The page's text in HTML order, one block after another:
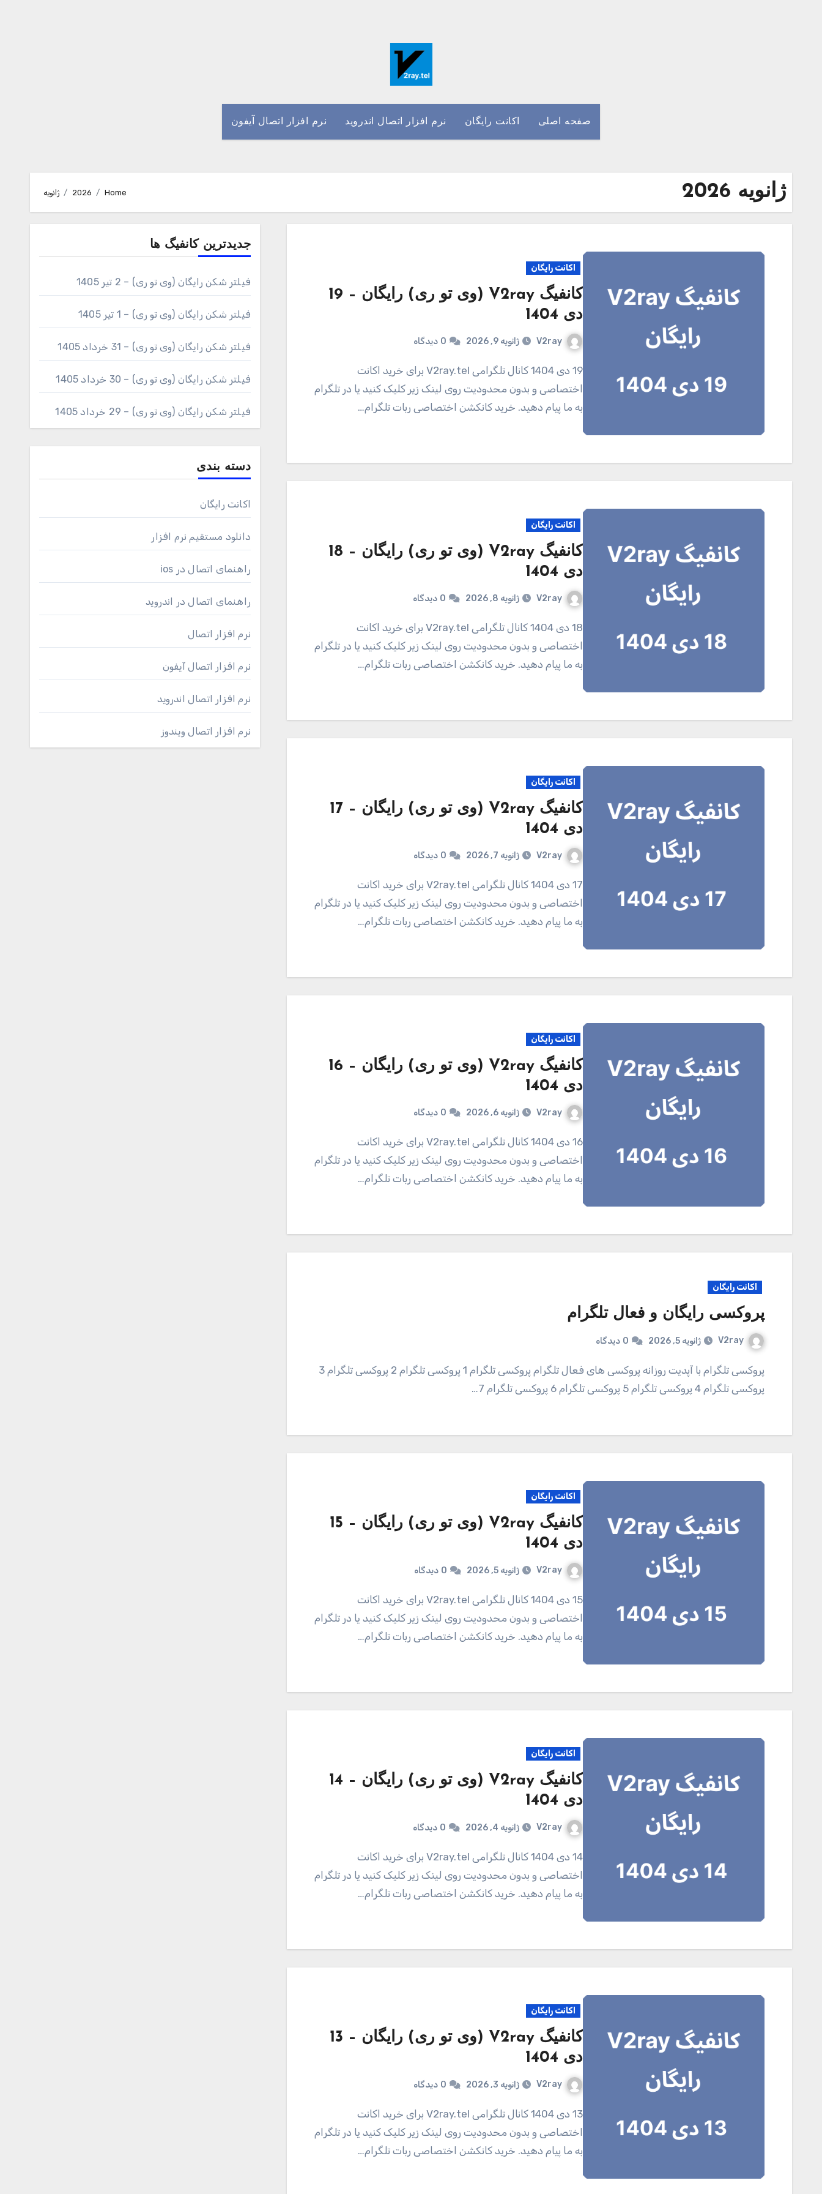
صفحه اصلی اکانت رایگان نرم افزار اتصال اندروید نرم افزار اتصال آیفون
ژانویه 2026 Home
2026 ژانویه
اکانت رایگان
کانفیگ V2ray (وی تو ری) رایگان – 19
دی 1404
V2ray ژانویه 9, 2026 0 دیدگاه
19 دی 1404 کانال تلگرامی V2ray.tel برای خرید اکانت
اختصاصی و بدون محدودیت روی لینک زیر کلیک کنید یا در تلگرام
به ما پیام دهید. خرید کانکشن اختصاصی ربات تلگرام…
اکانت رایگان
کانفیگ V2ray (وی تو ری) رایگان – 18
دی 1404
V2ray ژانویه 8, 2026 0 دیدگاه
18 دی 1404 کانال تلگرامی V2ray.tel برای خرید اکانت
اختصاصی و بدون محدودیت روی لینک زیر کلیک کنید یا در تلگرام
به ما پیام دهید. خرید کانکشن اختصاصی ربات تلگرام…
اکانت رایگان
کانفیگ V2ray (وی تو ری) رایگان – 17
دی 1404
V2ray ژانویه 7, 2026 0 دیدگاه
17 دی 1404 کانال تلگرامی V2ray.tel برای خرید اکانت
اختصاصی و بدون محدودیت روی لینک زیر کلیک کنید یا در تلگرام
به ما پیام دهید. خرید کانکشن اختصاصی ربات تلگرام…
اکانت رایگان
کانفیگ V2ray (وی تو ری) رایگان – 16
دی 1404
V2ray ژانویه 6, 2026 0 دیدگاه
16 دی 1404 کانال تلگرامی V2ray.tel برای خرید اکانت
اختصاصی و بدون محدودیت روی لینک زیر کلیک کنید یا در تلگرام
به ما پیام دهید. خرید کانکشن اختصاصی ربات تلگرام…
اکانت رایگان
پروکسی رایگان و فعال تلگرام
V2ray ژانویه 5, 2026 0 دیدگاه
پروکسی تلگرام با آپدیت روزانه پروکسی های فعال تلگرام پروکسی تلگرام 1 پروکسی تلگرام 2 پروکسی تلگرام 3
پروکسی تلگرام 4 پروکسی تلگرام 5 پروکسی تلگرام 6 پروکسی تلگرام 7…
اکانت رایگان
کانفیگ V2ray (وی تو ری) رایگان – 15
دی 1404
V2ray ژانویه 5, 2026 0 دیدگاه
15 دی 1404 کانال تلگرامی V2ray.tel برای خرید اکانت
اختصاصی و بدون محدودیت روی لینک زیر کلیک کنید یا در تلگرام
به ما پیام دهید. خرید کانکشن اختصاصی ربات تلگرام…
اکانت رایگان
کانفیگ V2ray (وی تو ری) رایگان – 14
دی 1404
V2ray ژانویه 4, 2026 0 دیدگاه
14 دی 1404 کانال تلگرامی V2ray.tel برای خرید اکانت
اختصاصی و بدون محدودیت روی لینک زیر کلیک کنید یا در تلگرام
به ما پیام دهید. خرید کانکشن اختصاصی ربات تلگرام…
اکانت رایگان
کانفیگ V2ray (وی تو ری) رایگان – 13
دی 1404
V2ray ژانویه 3, 2026 0 دیدگاه
13 دی 1404 کانال تلگرامی V2ray.tel برای خرید اکانت
اختصاصی و بدون محدودیت روی لینک زیر کلیک کنید یا در تلگرام
به ما پیام دهید. خرید کانکشن اختصاصی ربات تلگرام…
جدیدترین کانفیگ ها
فیلتر شکن رایگان (وی تو ری) – 2 تیر 1405
فیلتر شکن رایگان (وی تو ری) – 1 تیر 1405
فیلتر شکن رایگان (وی تو ری) – 31 خرداد 1405
فیلتر شکن رایگان (وی تو ری) – 30 خرداد 1405
فیلتر شکن رایگان (وی تو ری) – 29 خرداد 1405
دسته بندی
اکانت رایگان
دانلود مستقیم نرم افزار
راهنمای اتصال در ios
راهنمای اتصال در اندروید
نرم افزار اتصال
نرم افزار اتصال آیفون
نرم افزار اتصال اندروید
نرم افزار اتصال ویندوز